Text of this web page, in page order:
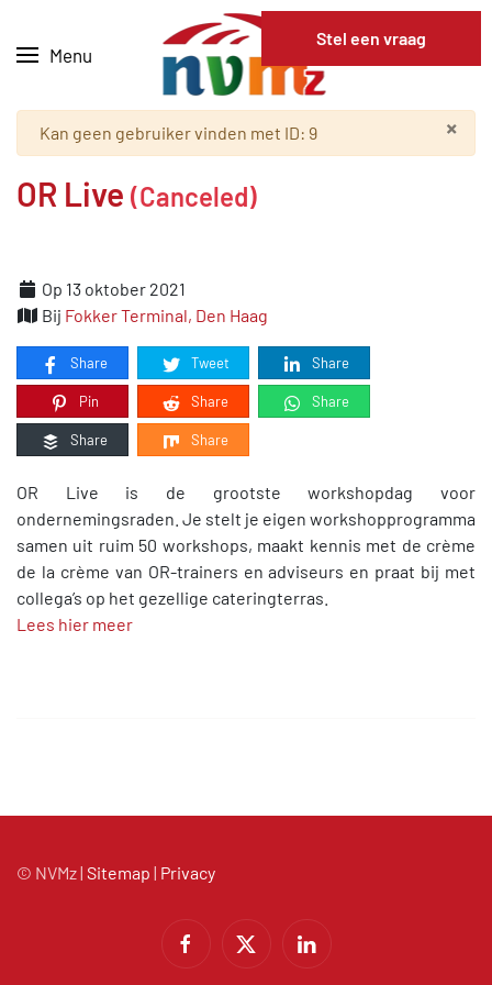
Skip to main content
Menu
×
Waarschuwing
Kan geen gebruiker vinden met ID: 9
OR Live (Canceled)
Op 13 oktober 2021
Bij Fokker Terminal, Den Haag
Share Tweet Share
Pin Share Share
Share Share
OR Live is de grootste workshopdag voor
ondernemingsraden. Je stelt je eigen workshopprogramma
samen uit ruim 50 workshops, maakt kennis met de crème
de la crème van OR-trainers en adviseurs en praat bij met
collega’s op het gezellige cateringterras.
Lees hier meer
© NVMz | Sitemap | Privacy
Stel een vraag